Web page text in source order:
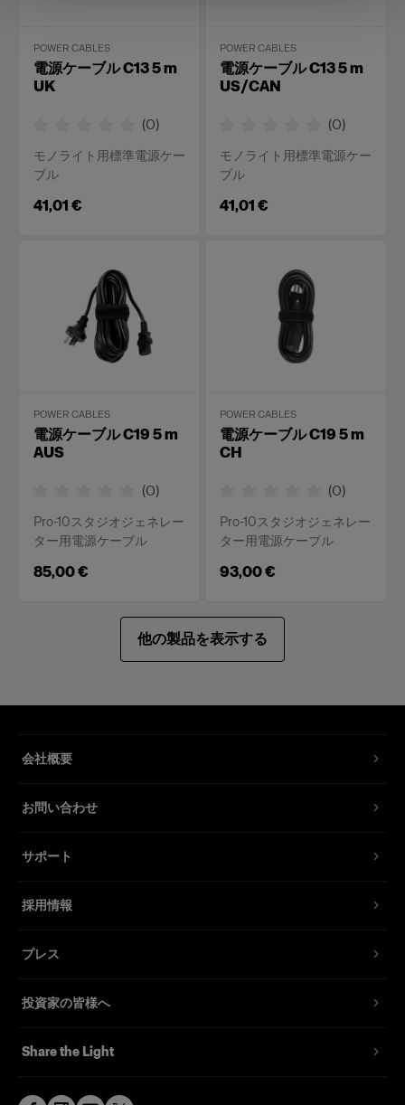
POWER CABLES
電源ケーブル C13 5 m
UK
(0)
モノライト用標準電源ケー
ブル
41,01 €
POWER CABLES
電源ケーブル C13 5 m
US/CAN
(0)
モノライト用標準電源ケー
ブル
41,01 €
POWER CABLES
電源ケーブル C19 5 m
AUS
(0)
Pro-10スタジオジェネレー
ター用電源ケーブル
85,00 €
POWER CABLES
電源ケーブル C19 5 m
CH
(0)
Pro-10スタジオジェネレー
ター用電源ケーブル
93,00 €
他の製品を表示する
会社概要
お問い合わせ
サポート
採用情報
プレス
投資家の皆様へ
Share the Light